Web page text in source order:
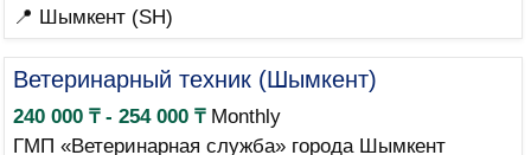
📍 Шымкент (SH)
Ветеринарный техник (Шымкент)
240 000 ₸ - 254 000 ₸Monthly
ГМП «Ветеринарная служба» города Шымкент